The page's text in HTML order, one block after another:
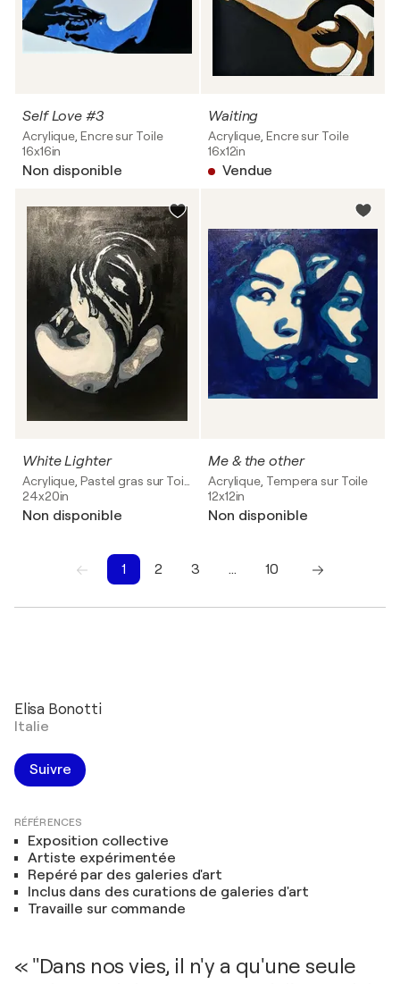
Self Love #3
Acrylique, Encre sur Toile
16x16in
Non disponible
Waiting
Acrylique, Encre sur Toile
16x12in
Vendue
White Lighter
24x20in
Non disponible
Me & the other
Acrylique, Tempera sur Toile
12x12in
Non disponible
1 2 3 …
10
Elisa Bonotti
Italie
Suivre
RÉFÉRENCES
Exposition collective
Artiste expérimentée
Repéré par des galeries d'art
Inclus dans des curations de galeries d'art
Travaille sur commande
« "Dans nos vies, il n'y a qu'une seule